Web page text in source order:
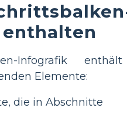
Infografik enthält
Elemente:
die in Abschnitte